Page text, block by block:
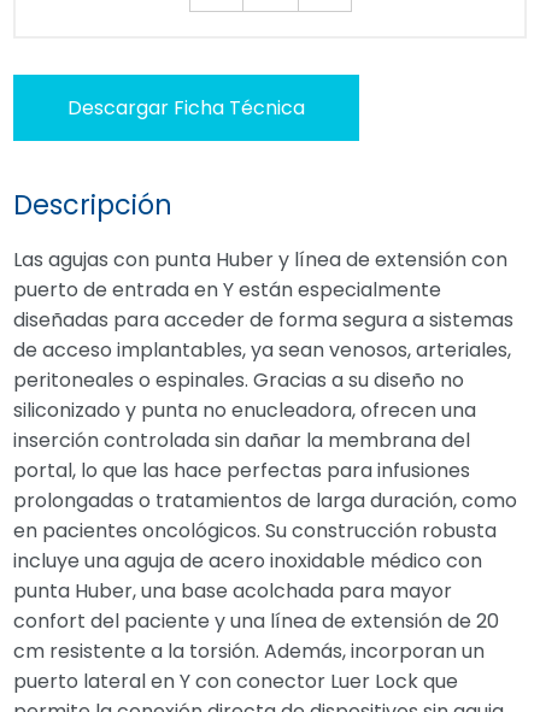
Descargar Ficha Técnica
Descripción
Las agujas con punta Huber y línea de extensión con
puerto de entrada en Y están especialmente
diseñadas para acceder de forma segura a sistemas
de acceso implantables, ya sean venosos, arteriales,
peritoneales o espinales. Gracias a su diseño no
siliconizado y punta no enucleadora, ofrecen una
inserción controlada sin dañar la membrana del
portal, lo que las hace perfectas para infusiones
prolongadas o tratamientos de larga duración, como
en pacientes oncológicos. Su construcción robusta
incluye una aguja de acero inoxidable médico con
punta Huber, una base acolchada para mayor
confort del paciente y una línea de extensión de 20
cm resistente a la torsión. Además, incorporan un
puerto lateral en Y con conector Luer Lock que